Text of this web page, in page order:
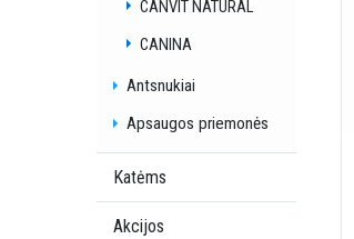
CANVIT NATURAL
CANINA
Antsnukiai
Apsaugos priemonės
Katėms
Akcijos